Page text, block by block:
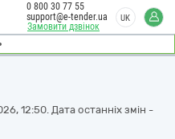
Замовити дзвінок
0 800 30 77 55
support@e-tender.ua
UK
12:50. Дата останніх змін -